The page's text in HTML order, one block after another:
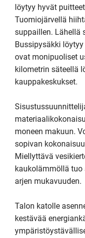
löytyy hyvät
Tuomiojärvellä
suppaillen. Lähellä
Bussipysäkki
ovat monipuoliset
kilometrin säteellä
kauppakeskukset.
moneen makuun.
sopivan
Miellyttävä
kaukolämmöllä tuo
arjen mukavuuden.
Talon katolle
kestävää